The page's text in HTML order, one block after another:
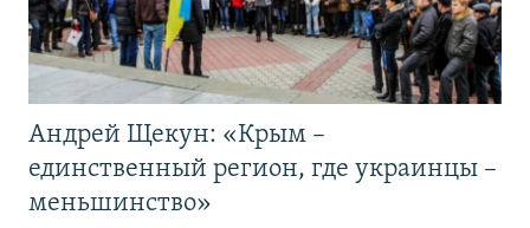
Андрей Щекун: «Крым –
единственный регион, где украинцы –
меньшинство»